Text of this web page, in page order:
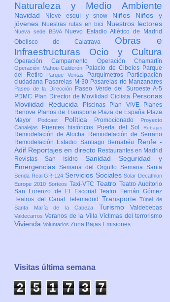
Naturaleza y Medio Ambiente
Navidad Nieve esquí y snow Niños Niños y
jóvenes
Nuestras rutas en bici Nuestros lectores
Nueva sede BBVA
Nuevo Estadio Atlético de Madrid
Obelisco de Calatrava Obras e
Infraestructuras Ocio y Cultura
Operación Campamento Operación Chamartín
Operación Mahou-Calderón Palacio de Cibeles Parque
del Retiro
Parque Ventas Parquímetros
Participación
ciudadana Pasarelas M-30 Pasarelas río Manzanares
Paseo de la Dirección
Paseo Verde del Suroeste A-5
PDMC Plan Director de Movilidad Ciclista Personas
Movilidad Reducida
Piscinas Plan VIVE
Planes
Renove Planos de Transporte Plaza de España Plaza
Mayor
Podcast Política Promocionado
Proyecto
Canalejas
Puentes históricos Puerta del Sol Rebajas
Remodelación de Atocha
Remodelación de Serrano
Remodelación Estadio Santiago Bernabéu Renfe -
Adif Reportajes en directo Restaurantes en Madrid
Revistas San Isidro Sanidad Seguridad y
Emergencias Semana del Orgullo Semana Santa
Senda Real GR-124 Servicios SocialesSolar Decathlon
Europe 2010 Sorteos Taxi-VTC Teatro Teatro Auditorio
San Lorenzo de El EscorialTeatro Fernán Gómez
Teatros del Canal Telemadrid TransporteTúnel de
Santa María de la Cabeza Turismo Valdebebas
ValdecarrosVeranos de la VillaVíctimas del terrorismo
Vivienda Voluntarios Zona Bajas Emisiones
Visitas última semana
2 5 1 7 3 7